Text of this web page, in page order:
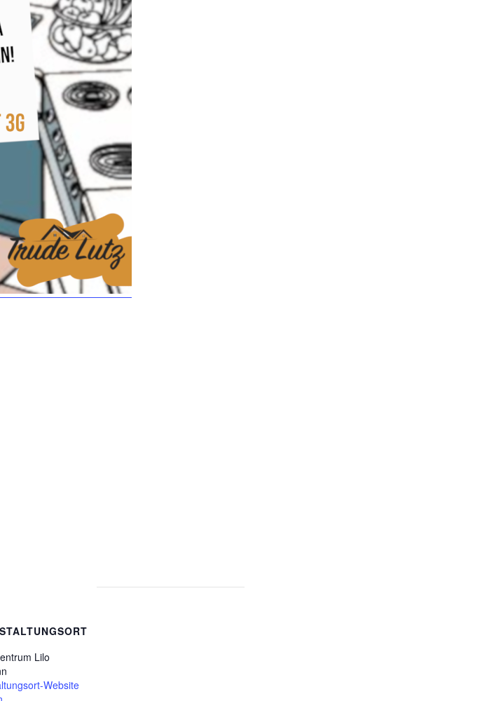
Lilo
Website